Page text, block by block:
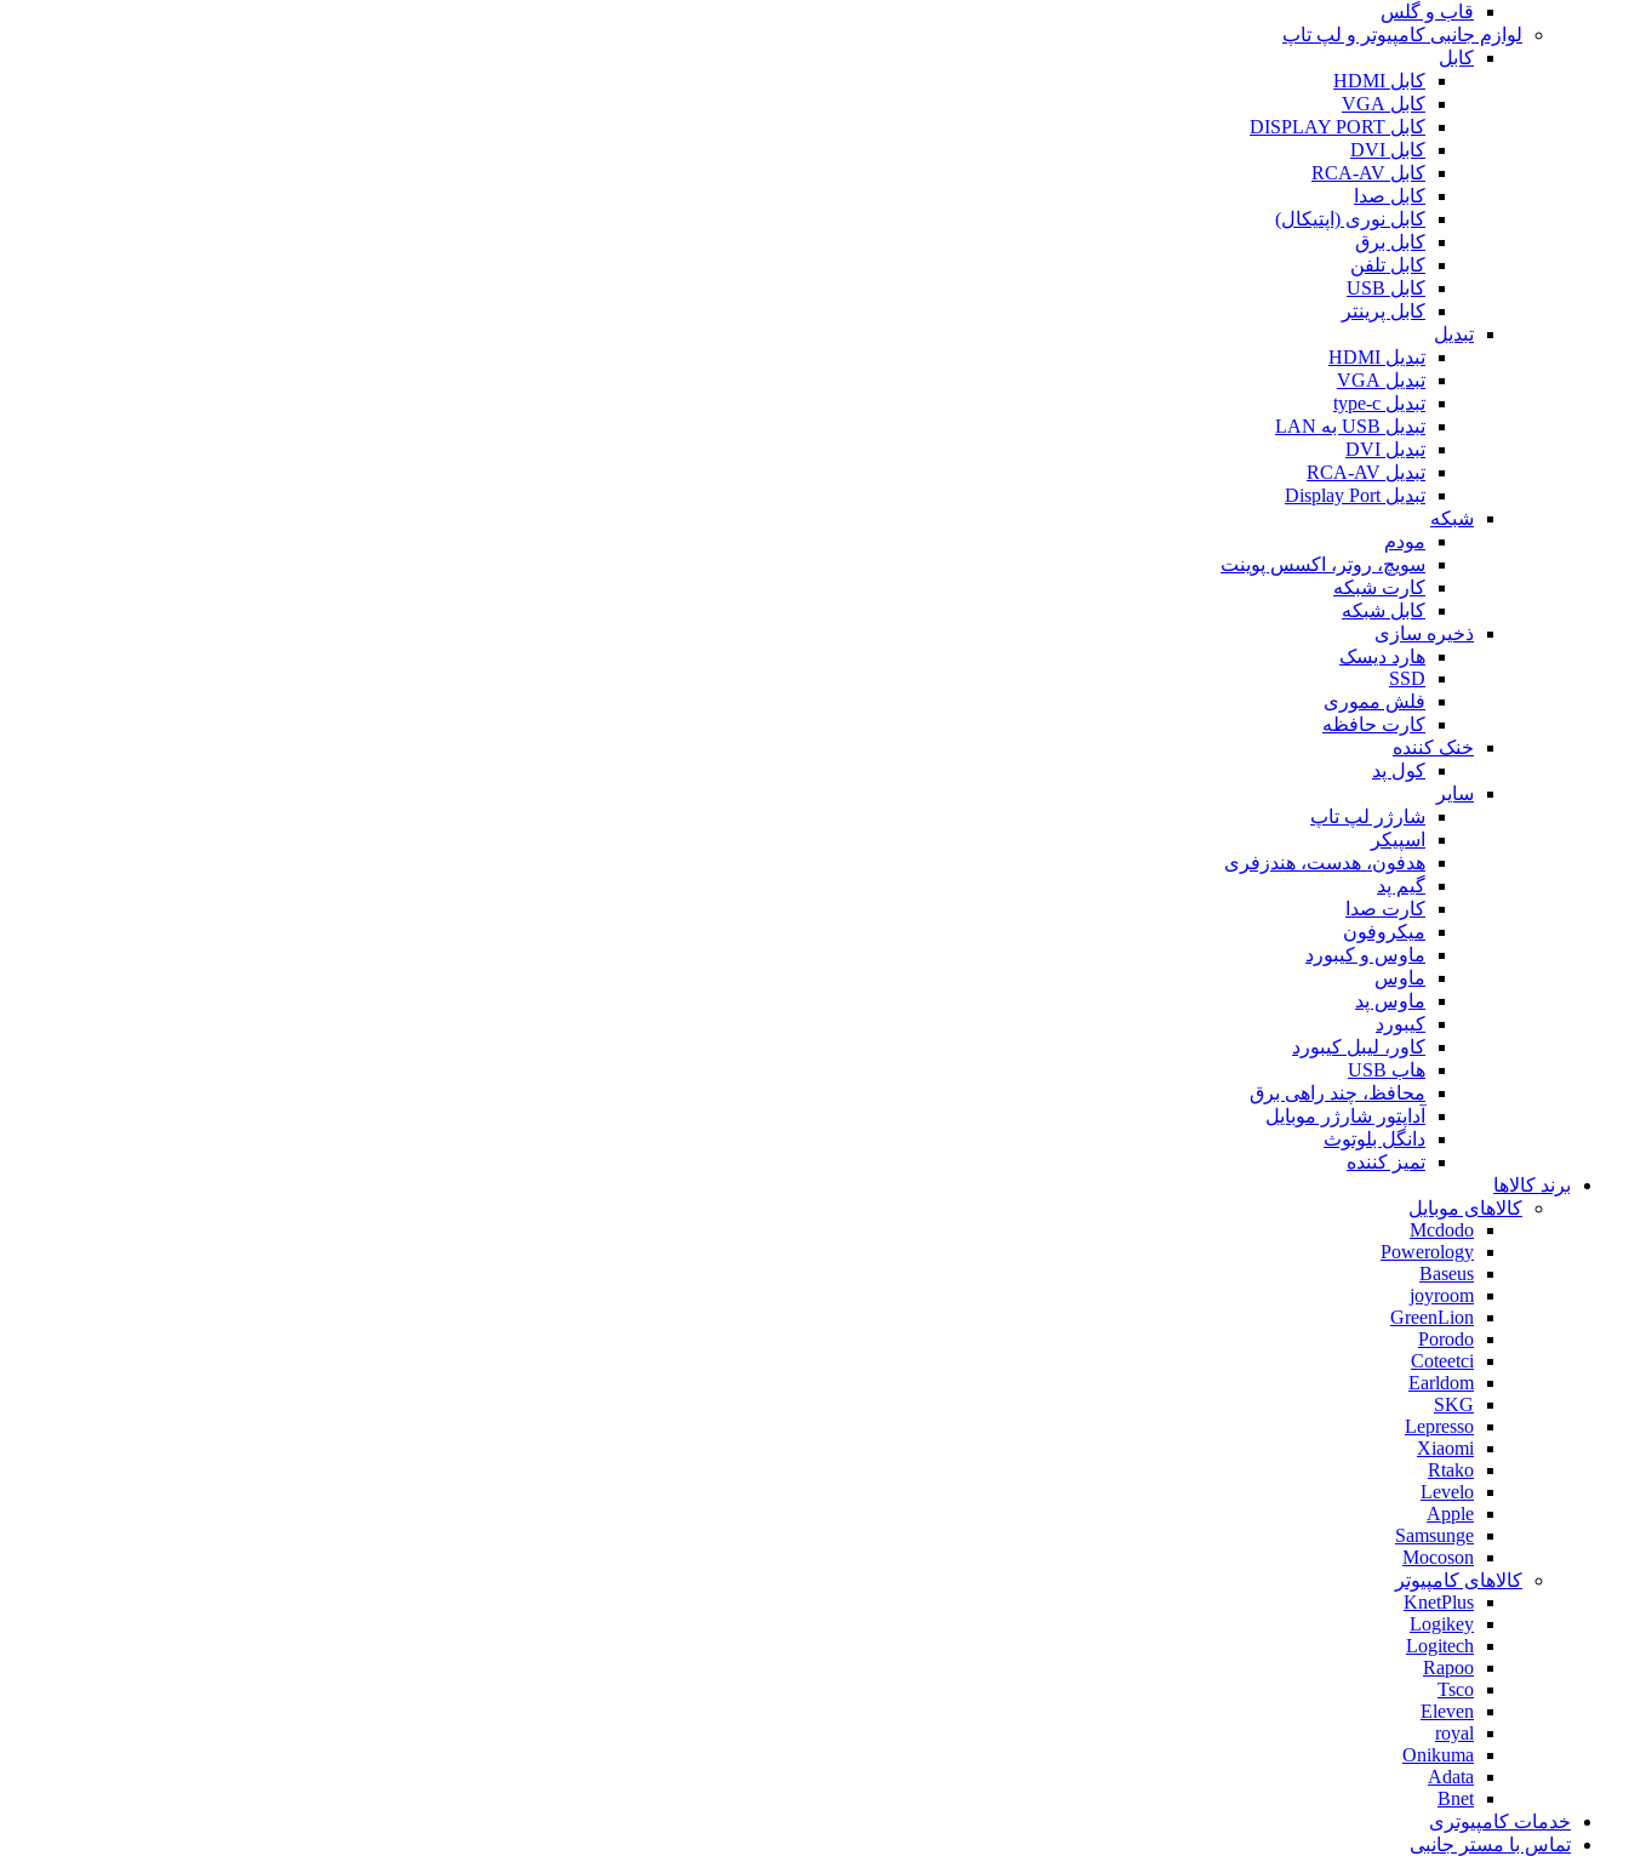
قاب و گلس
لوازم جانبی کامپیوتر و لپ تاپ
کابل
کابل HDMI
کابل VGA
کابل DISPLAY PORT
کابل DVI
کابل RCA-AV
کابل صدا
کابل نوری (اپتیکال)
کابل برق
کابل تلفن
کابل USB
کابل پرینتر
تبدیل
تبدیل HDMI
تبدیل VGA
تبدیل type-c
تبدیل USB به LAN
تبدیل DVI
تبدیل RCA-AV
تبدیل Display Port
شبکه
مودم
سویچ، روتر، اکسس پوینت
کارت شبکه
کابل شبکه
ذخیره سازی
هارد دیسک
SSD
فلش مموری
کارت حافظه
خنک کننده
کول پد
سایر
شارژر لپ تاپ
اسپیکر
هدفون، هدست، هندزفری
گیم پد
کارت صدا
میکروفون
ماوس و کیبورد
ماوس
ماوس پد
کیبورد
کاور، لیبل کیبورد
هاب USB
محافظ، چند راهی برق
آداپتور شارژر موبایل
دانگل بلوتوث
تمیز کننده
برند کالاها
کالاهای موبایل
Mcdodo
Powerology
Baseus
joyroom
GreenLion
Porodo
Coteetci
Earldom
SKG
Lepresso
Xiaomi
Rtako
Levelo
Apple
Samsunge
Mocoson
کالاهای کامپیوتر
KnetPlus
Logikey
Logitech
Rapoo
Tsco
Eleven
royal
Onikuma
Adata
Bnet
خدمات کامپیوتری
تماس با مستر جانبی